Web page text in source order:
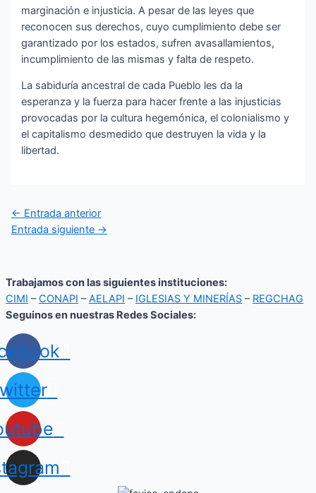
marginación e injusticia. A pesar de las leyes que
reconocen sus derechos, cuyo cumplimiento debe ser
garantizado por los estados, sufren avasallamientos,
incumplimiento de las mismas y falta de respeto.
La sabiduría ancestral de cada Pueblo les da la
esperanza y la fuerza para hacer frente a las injusticias
provocadas por la cultura hegemónica, el colonialismo y
el capitalismo desmedido que destruyen la vida y la
libertad.
← Entrada anterior
Entrada siguiente →
Trabajamos con las siguientes instituciones:
CIMI –CONAPI –AELAPI – IGLESIAS Y MINERÍAS – REGCHAG
Seguinos en nuestras Redes Sociales: